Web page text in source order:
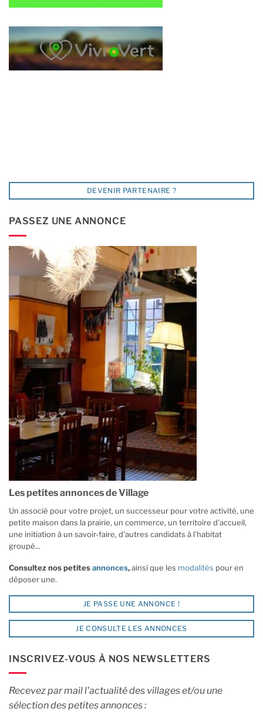
DEVENIR PARTENAIRE ?
PASSEZ UNE ANNONCE
Les petites annonces de Village
Un associé pour votre projet, un successeur pour votre activité, une
petite maison dans la prairie, un commerce, un territoire d'accueil,
une initiation à un savoir-faire, d'autres candidats à l'habitat
groupé...
Consultez nos petitesannonces,ainsi que les modalités pour en
déposer une.
JE PASSE UNE ANNONCE !
JE CONSULTE LES ANNONCES
INSCRIVEZ-VOUS À NOS NEWSLETTERS
Recevez par mail l'actualité des villages et/ou une
sélection des petites annonces :